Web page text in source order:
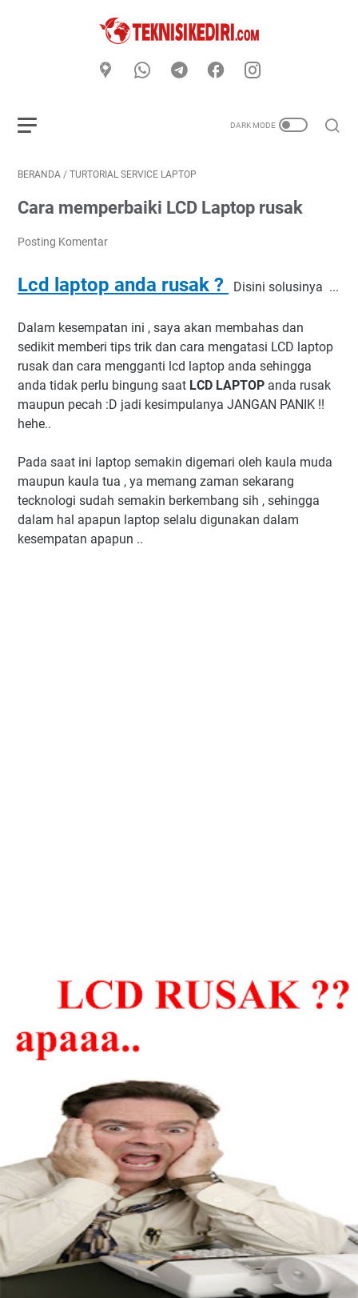
BERANDA / TURTORIAL SERVICE LAPTOP
Cara memperbaiki LCD Laptop rusak
Posting Komentar
Lcd laptop anda rusak ? Disini solusinya ...
Dalam kesempatan ini , saya akan membahas dan
sedikit memberi tips trik dan cara mengatasi LCD laptop
rusak dan cara mengganti lcd laptop anda sehingga
anda tidak perlu bingung saat LCD LAPTOP anda rusak
maupun pecah :D jadi kesimpulanya JANGAN PANIK !!
hehe..
Pada saat ini laptop semakin digemari oleh kaula muda
maupun kaula tua , ya memang zaman sekarang
tecknologi sudah semakin berkembang sih , sehingga
dalam hal apapun laptop selalu digunakan dalam
kesempatan apapun ..